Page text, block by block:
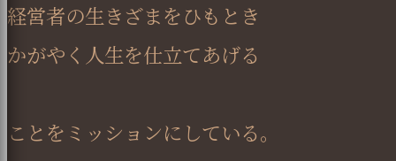
経営者の生きざまをひもとき
かがやく人生を仕立てあげる
ことをミッションにしている。